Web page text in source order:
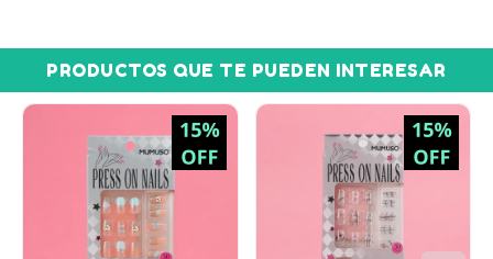
PRODUCTOS QUE TE PUEDEN INTERESAR